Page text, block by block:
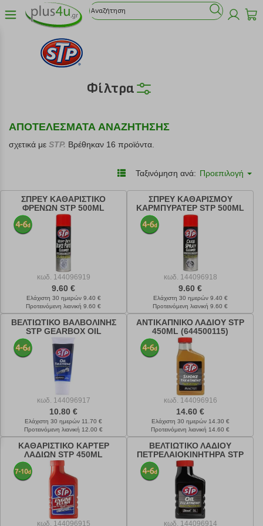
Φίλτρα
ΑΠΟΤΕΛΕΣΜΑΤΑ ΑΝΑΖΗΤΗΣΗΣ
σχετικά με STP. Βρέθηκαν 16 προϊόντα.
Ταξινόμηση ανά: Προεπιλογή
ΣΠΡΕΥ ΚΑΘΑΡΙΣΤΙΚΟ
ΦΡΕΝΩΝ STP 500ML
(386219115)
κωδ. 144096919
9.60 €
Ελάχιστη 30 ημερών 9.40 €
Προτεινόμενη λιανική 9.60 €
ΣΠΡΕΥ ΚΑΘΑΡΙΣΜΟΥ
ΚΑΡΜΠΥΡΑΤΕΡ STP 500ML
(385212115)
κωδ. 144096918
9.60 €
Ελάχιστη 30 ημερών 9.40 €
Προτεινόμενη λιανική 9.60 €
ΒΕΛΤΙΩΤΙΚΟ ΒΑΛΒΟΛΙΝΗΣ
STP GEARBOX OIL
TREATMENT 150ML
(601500115)
κωδ. 144096917
10.80 €
Ελάχιστη 30 ημερών 11.70 €
Προτεινόμενη λιανική 12.00 €
ΑΝΤΙΚΑΠΝΙΚΟ ΛΑΔΙΟΥ STP
450ML (644500115)
κωδ. 144096916
14.60 €
Ελάχιστη 30 ημερών 14.30 €
Προτεινόμενη λιανική 14.60 €
ΚΑΘΑΡΙΣΤΙΚΟ ΚΑΡΤΕΡ
ΛΑΔΙΩΝ STP 450ML
(624500115)
κωδ. 144096915
ΒΕΛΤΙΩΤΙΚΟ ΛΑΔΙOY
ΠΕΤΡΕΛΑΙΟΚΙΝΗΤΗΡΑ STP
300ML (613000115)
κωδ. 144096914